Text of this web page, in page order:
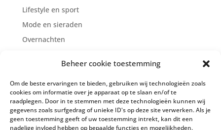
Beheer cookie toestemming
Om de beste ervaringen te bieden, gebruiken wij technologieën zoals
cookies om informatie over je apparaat op te slaan en/of te
raadplegen. Door in te stemmen met deze technologieën kunnen wij
gegevens zoals surfgedrag of unieke ID's op deze site verwerken. Als je
geen toestemming geeft of uw toestemming intrekt, kan dit een
nadelige invloed hebben op bepaalde functies en mogelijkheden.
Lifestyle en sport
Mode en sieraden
Overnachten
Supermarkten
Zien en doen
Zorg en welzijn